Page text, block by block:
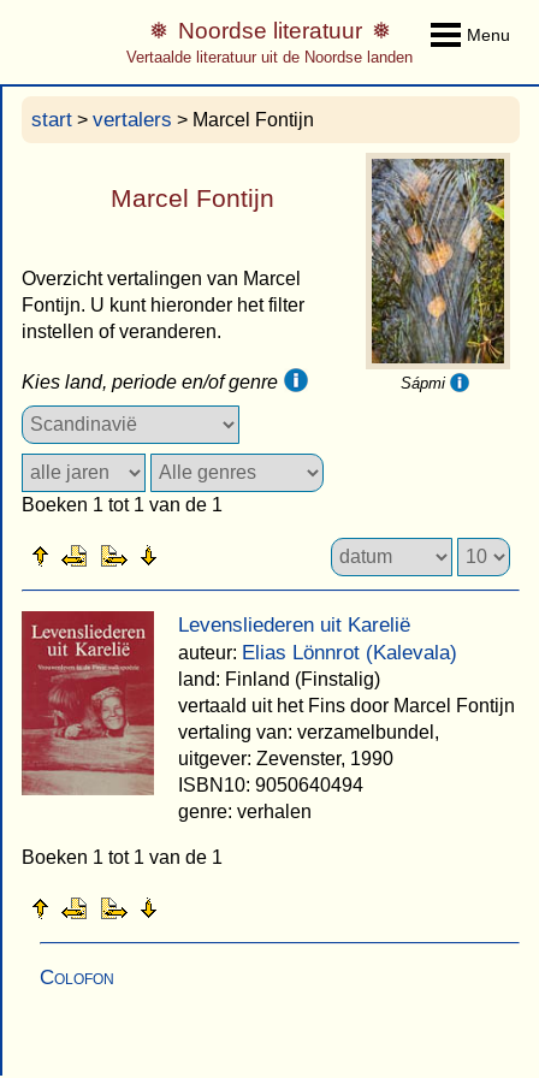
Menu
Noordse literatuur
Vertaalde literatuur uit de Noordse landen
start > vertalers > Marcel Fontijn
Sápmi
Marcel Fontijn
Overzicht vertalingen van Marcel
Fontijn. U kunt hieronder het filter
instellen of veranderen.
Kies land, periode en/of genre
Boeken 1 tot 1 van de 1
Levensliederen uit Karelië
auteur: Elias Lönnrot (Kalevala)
land: Finland (Finstalig)
vertaald uit het Fins door Marcel Fontijn
vertaling van: verzamelbundel,
uitgever: Zevenster, 1990
ISBN10: 9050640494
genre: verhalen
Boeken 1 tot 1 van de 1
Colofon